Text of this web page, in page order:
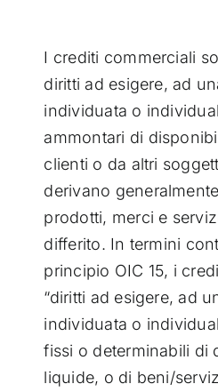
I crediti commerciali
diritti ad esigere, ad
individuata o
ammontari di
clienti o da altri
derivano
prodotti, merci e
differito. In termini
principio OIC 15, i
“diritti ad esigere, ad
individuata o
fissi o determinabili di
liquide, o di beni/